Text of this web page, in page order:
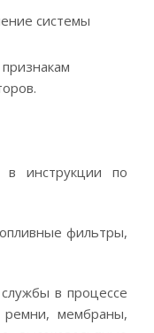
системы
в инструкции по
фильтры,
в процессе
ремни, мембраны,